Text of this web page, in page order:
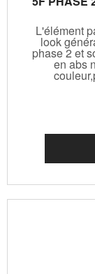
L'élément
look
phase 2 et
en abs